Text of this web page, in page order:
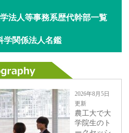
法人等事務系歴代幹部一覧
学関係法人名鑑
2026年8月5日
更新
農工大で大
学院生のト